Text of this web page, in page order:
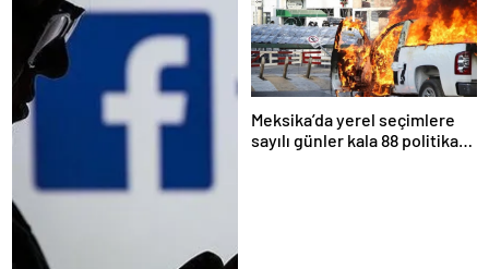
Meksika’da yerel seçimlere
sayılı günler kala 88 politikacı